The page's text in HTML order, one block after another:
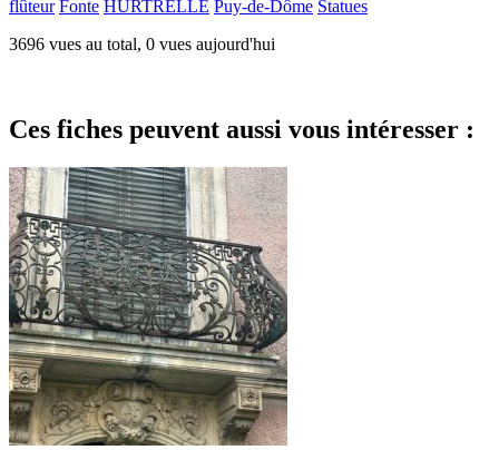
flûteur Fonte HURTRELLE Puy-de-Dôme Statues
3696 vues au total, 0 vues aujourd'hui
Ces fiches peuvent aussi vous intéresser :